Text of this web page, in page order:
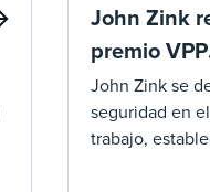
John Zink
premio VPP
Estrella de
Excelencia
John Zink se
seguridad en
trabajo,